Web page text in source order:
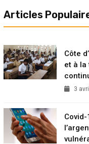
Articles
Côte
et à la
3